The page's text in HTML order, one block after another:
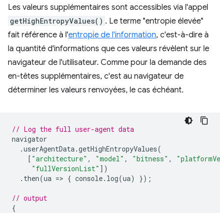
Les valeurs supplémentaires sont accessibles via l'appel
getHighEntropyValues() . Le terme "entropie élevée"
fait référence à l'entropie de l'information, c'est-à-dire à
la quantité d'informations que ces valeurs révèlent sur le
navigateur de l'utilisateur. Comme pour la demande des
en-têtes supplémentaires, c'est au navigateur de
déterminer les valeurs renvoyées, le cas échéant.
// Log the full user-agent data
navigator
.userAgentData.getHighEntropyValues(
[ "architecture" , "model" , "bitness" ,
"fullVersionList" ])
. then(ua => { console. log(ua) });
// output
{